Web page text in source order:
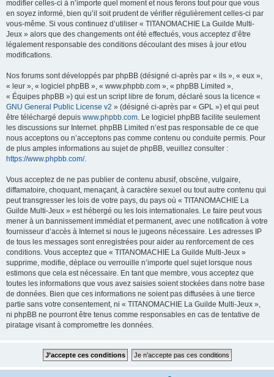
modifier celles-ci à n’importe quel moment et nous ferons tout pour que vous
en soyez informé, bien qu’il soit prudent de vérifier régulièrement celles-ci par
vous-même. Si vous continuez d’utiliser « TITANOMACHIE La Guilde Multi-
Jeux » alors que des changements ont été effectués, vous acceptez d’être
légalement responsable des conditions découlant des mises à jour et/ou
modifications.
Nos forums sont développés par phpBB (désigné ci-après par « ils », « eux »,
« leur », « logiciel phpBB », « www.phpbb.com », « phpBB Limited »,
« Équipes phpBB ») qui est un script libre de forum, déclaré sous la licence «
GNU General Public License v2 » (désigné ci-après par « GPL ») et qui peut
être téléchargé depuis www.phpbb.com. Le logiciel phpBB facilite seulement
les discussions sur Internet. phpBB Limited n’est pas responsable de ce que
nous acceptons ou n’acceptons pas comme contenu ou conduite permis. Pour
de plus amples informations au sujet de phpBB, veuillez consulter :
https://www.phpbb.com/.
Vous acceptez de ne pas publier de contenu abusif, obscène, vulgaire,
diffamatoire, choquant, menaçant, à caractère sexuel ou tout autre contenu qui
peut transgresser les lois de votre pays, du pays où « TITANOMACHIE La
Guilde Multi-Jeux » est hébergé ou les lois internationales. Le faire peut vous
mener à un bannissement immédiat et permanent, avec une notification à votre
fournisseur d’accès à Internet si nous le jugeons nécessaire. Les adresses IP
de tous les messages sont enregistrées pour aider au renforcement de ces
conditions. Vous acceptez que « TITANOMACHIE La Guilde Multi-Jeux »
supprime, modifie, déplace ou verrouille n’importe quel sujet lorsque nous
estimons que cela est nécessaire. En tant que membre, vous acceptez que
toutes les informations que vous avez saisies soient stockées dans notre base
de données. Bien que ces informations ne soient pas diffusées à une tierce
partie sans votre consentement, ni « TITANOMACHIE La Guilde Multi-Jeux »,
ni phpBB ne pourront être tenus comme responsables en cas de tentative de
piratage visant à compromettre les données.